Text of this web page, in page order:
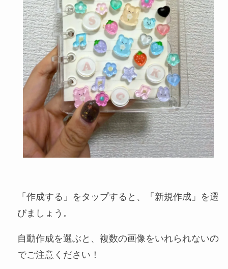
「作成する」をタップすると、「新規作成」を選
びましょう。
自動作成を選ぶと、複数の画像をいれられないの
でご注意ください！